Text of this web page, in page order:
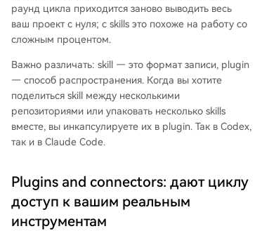
раунд цикла приходится заново выводить весь
ваш проект с нуля; с skills это похоже на работу со
сложным процентом.
Важно различать: skill — это формат записи, plugin
— способ распространения. Когда вы хотите
поделиться skill между несколькими
репозиториями или упаковать несколько skills
вместе, вы инкапсулируете их в plugin. Так в Codex,
так и в Claude Code.
Plugins and connectors: дают циклу
доступ к вашим реальным
инструментам